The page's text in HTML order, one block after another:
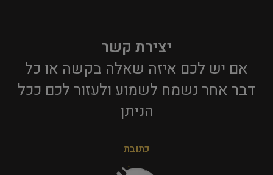
יצירת קשר
אם יש לכם איזה שאלה בקשה או כל
דבר אחר נשמח לשמוע ולעזור לכם ככל
הניתן​
כתובת